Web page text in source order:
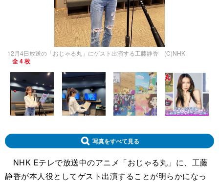
12月4日放送の「おじゃる丸」にゲスト出演する工藤静香 (C)NHK
全 4 枚
写真をすべて見る
NHK Eテレで放送中のアニメ「おじゃる丸」に、工藤
静香が本人役としてゲスト出演することが明らかになっ